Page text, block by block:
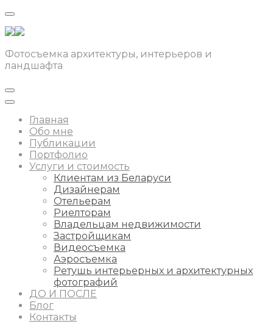
Фотосъемка архитектуры, интерьеров и
ландшафта
Главная
Обо мне
Публикации
Портфолио
Услуги и стоимость
Клиентам из Беларуси
Дизайнерам
Отельерам
Риелторам
Владельцам недвижимости
Застройщикам
Видеосъемка
Аэросъемка
Ретушь интерьерных и архитектурных
фотографий
ДО И ПОСЛЕ
Блог
Контакты